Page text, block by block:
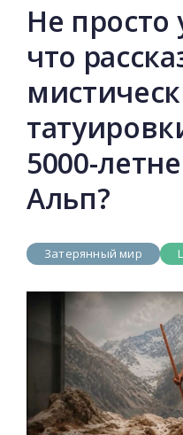
Не
что
5000-
Альп?
Затерянный мир